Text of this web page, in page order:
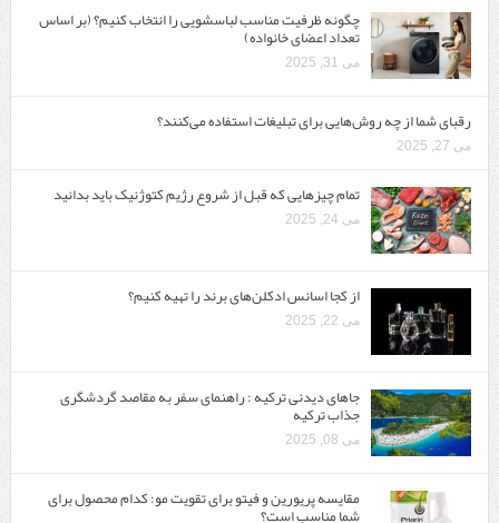
چگونه ظرفیت مناسب لباسشویی را انتخاب کنیم؟ (بر اساس
تعداد اعضای خانواده)
می 31, 2025
رقبای شما از چه روش‌هایی برای تبلیغات استفاده می‌کنند؟
می 27, 2025
تمام چیزهایی که قبل از شروع رژیم کتوژنیک باید بدانید‎
می 24, 2025
از کجا اسانس ادکلن‌های برند را تهیه کنیم؟
می 22, 2025
جاهای دیدنی ترکیه : راهنمای سفر به مقاصد گردشگری
جذاب ترکیه
می 08, 2025
مقایسه پریورین و فیتو برای تقویت مو: کدام محصول برای
شما مناسب است؟